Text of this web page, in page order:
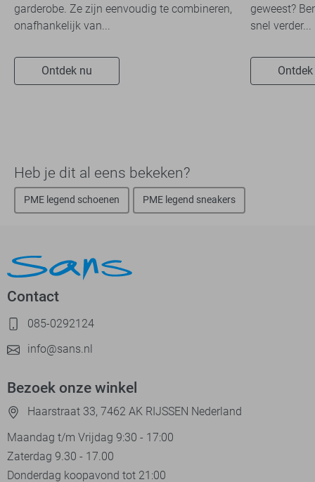
garderobe. Ze zijn eenvoudig te combineren,
onafhankelijk van...
Ontdek nu
geweest?
snel verder...
Heb je dit al eens bekeken?
PME legend schoenen PME legend sneakers
Contact
085-0292124
info@sans.nl
Bezoek onze winkel
Haarstraat 33, 7462 AK RIJSSEN Nederland
Maandag t/m Vrijdag 9:30 - 17:00
Zaterdag 9.30 - 17.00
Donderdag koopavond tot 21:00